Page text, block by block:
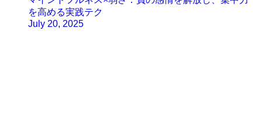
を高める実践テク
July 20, 2025